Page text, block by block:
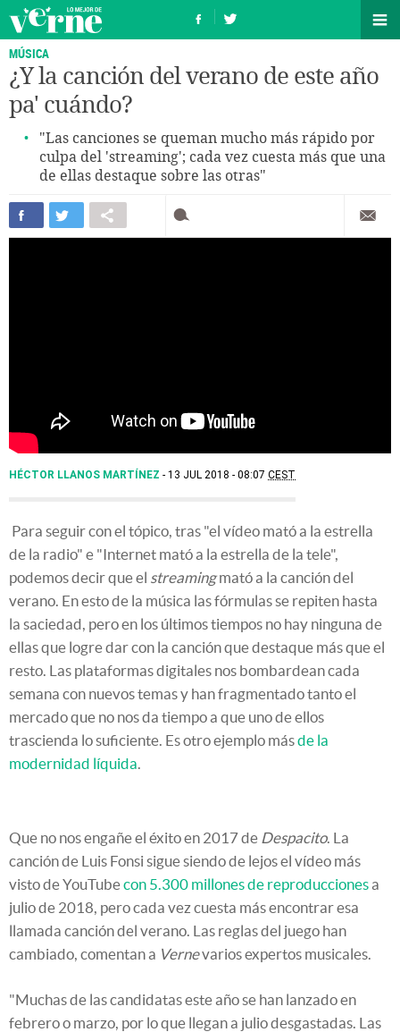
MÚSICA
¿Y la canción del verano de este año
pa' cuándo?
"Las canciones se queman mucho más rápido por
culpa del 'streaming'; cada vez cuesta más que una
de ellas destaque sobre las otras"
HÉCTOR LLANOS MARTÍNEZ 13 JUL 2018 - 08:07 CEST
Para seguir con el tópico, tras "el vídeo mató a la estrella
de la radio" e "Internet mató a la estrella de la tele",
podemos decir que el streamingmató a la canción del
verano. En esto de la música las fórmulas se repiten hasta
la saciedad, pero en los últimos tiempos no hay ninguna de
ellas que logre dar con la canción que destaque más que el
resto. Las plataformas digitales nos bombardean cada
semana con nuevos temas y han fragmentado tanto el
mercado que no nos da tiempo a que uno de ellos
trascienda lo suficiente. Es otro ejemplo másde la
modernidad líquida
Que no nos engañe el éxito en 2017 de Despacito. La
canción de Luis Fonsi sigue siendo de lejos el vídeo más
visto de YouTubecon 5.300 millones de reproduccionesa
julio de 2018, pero cada vez cuesta más encontrar esa
llamada canción del verano. Las reglas del juego han
cambiado, comentan a Vernevarios expertos musicales.
"Muchas de las candidatas este año se han lanzado en
febrero o marzo, por lo que llegan a julio desgastadas. Las